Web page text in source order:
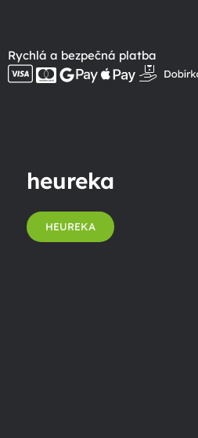
Rychlá a bezpečná platba
heureka
HEUREKA